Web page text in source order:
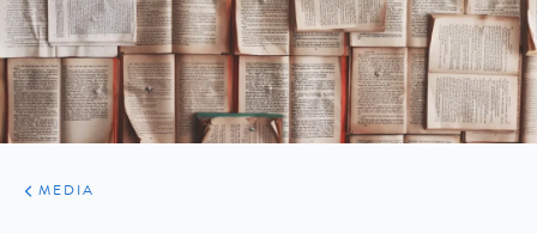
Kruimelpad
MEDIA